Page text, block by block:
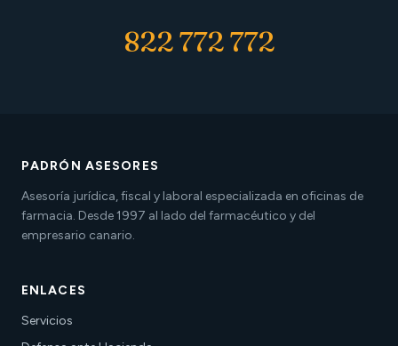
822 772 772
PADRÓN ASESORES
Asesoría jurídica, fiscal y laboral especializada en oficinas de
farmacia. Desde 1997 al lado del farmacéutico y del
empresario canario.
ENLACES
Servicios